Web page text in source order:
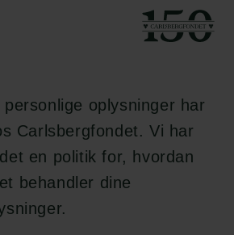
oplysninger har
Carlsbergfondet. Vi har
en politik for, hvordan
behandler dine